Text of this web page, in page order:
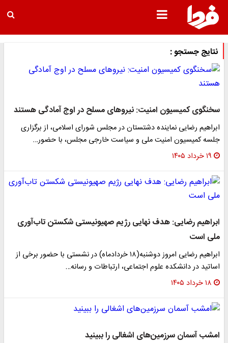
نتایج جستجو :
سخنگوی کمیسیون امنیت: نیروهای مسلح در اوج آمادگی هستند
ابراهیم رضایی نماینده دشتستان در مجلس شورای اسلامی، از برگزاری
جلسه کمیسیون امنیت ملی و سیاست خارجی مجلس، با حضور…
۱۹ خرداد ۱۴۰۵
ابراهیم رضایی: هدف نهایی رژیم صهیونیستی شکستن تاب‌آوری
ملی است
ابراهیم رضایی امروز دوشنبه(۱۸ خردادماه) در نشستی با حضور برخی از
اساتید در دانشکده علوم اجتماعی، ارتباطات و رسانه…
۱۸ خرداد ۱۴۰۵
امشب آسمان سرزمین‌های اشغالی را ببینید